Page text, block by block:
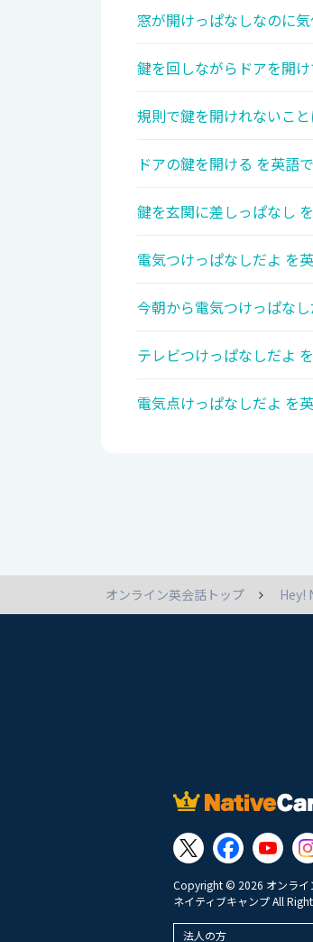
窓が開けっぱなしなのに
鍵を回しながらドアを開
規則で鍵を開けれないこ
ドアの鍵を開ける を英語
鍵を玄関に差しっぱなし
電気つけっぱなしだよ を
今朝から電気つけっぱな
テレビつけっぱなしだよ
電気点けっぱなしだよ を
オンライン英会話トップ Hey!
Copyright © 2026 オンライ
ネイティブキャンプ All
法人の方